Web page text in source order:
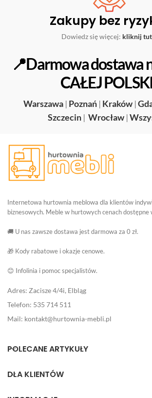
Zakupy bez
Dowiedz się więcej: kliknij
📍Darmowa dostawa
CAŁEJ
Warszawa | Poznań | Kraków |
Szczecin | Wrocław |
Internetowa hurtownia meblowa dla klientów
biznesowych. Meble w hurtowych cenach dostępne
🚚 U nas zawsze dostawa jest darmowa za 0 zł.
🎁 Kody rabatowe i okazje cenowe.
😊 Infolinia i pomoc specjalistów.
Adres: Zacisze 4/4i, Elbląg
Telefon: 535 714 511
Mail: kontakt@hurtownia-mebli.pl
POLECANE ARTYKUŁY
DLA KLIENTÓW